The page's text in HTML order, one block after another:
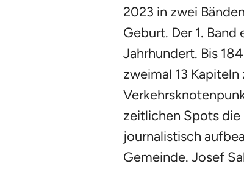
2023 in zwei
Geburt. Der 1.
Jahrhundert. Bis
zweimal 13
zeitlichen Spots die
journalistisch
Gemeinde. Josef